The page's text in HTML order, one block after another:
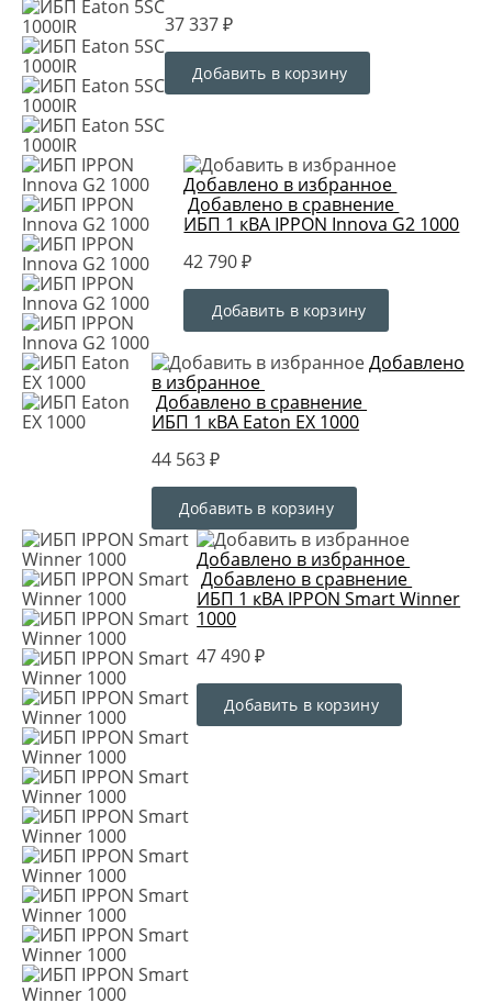
37 337 ₽
Добавить в корзину
Добавлено в избранное
Добавлено в сравнение
ИБП 1 кВА IPPON Innova G2 1000
42 790 ₽
Добавить в корзину
Добавлено
в избранное
Добавлено в сравнение
ИБП 1 кВА Eaton EX 1000
44 563 ₽
Добавить в корзину
Добавлено в избранное
Добавлено в сравнение
ИБП 1 кВА IPPON Smart Winner
1000
47 490 ₽
Добавить в корзину